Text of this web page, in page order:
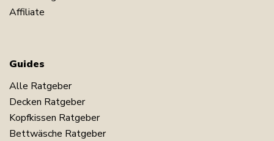
Affiliate
Guides
Alle Ratgeber
Decken Ratgeber
Kopfkissen Ratgeber
Bettwäsche Ratgeber